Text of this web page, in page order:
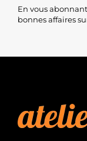
En vous
bonnes affaires